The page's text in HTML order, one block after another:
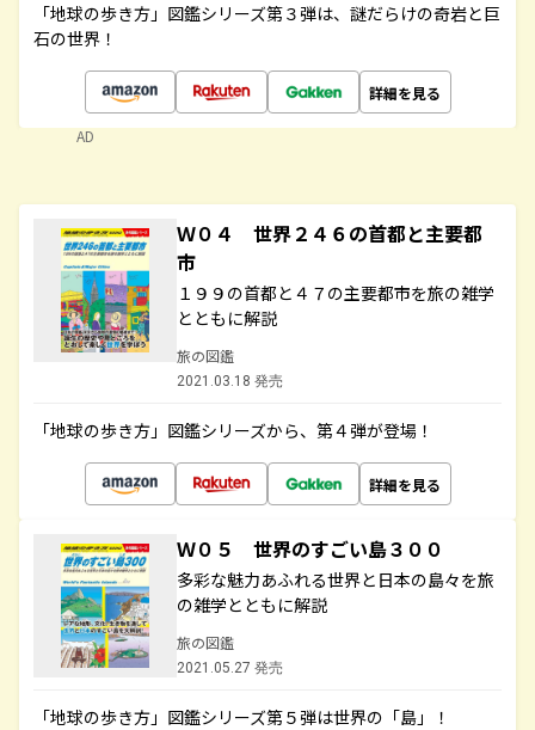
「地球の歩き方」図鑑シリーズ第３弾は、謎だらけの奇岩と巨
石の世界！
詳細を見る
AD
Ｗ０４ 世界２４６の首都と主要都
市
１９９の首都と４７の主要都市を旅の雑学
とともに解説
旅の図鑑
2021.03.18 発売
「地球の歩き方」図鑑シリーズから、第４弾が登場！
詳細を見る
Ｗ０５ 世界のすごい島３００
多彩な魅力あふれる世界と日本の島々を旅
の雑学とともに解説
旅の図鑑
2021.05.27 発売
「地球の歩き方」図鑑シリーズ第５弾は世界の「島」！